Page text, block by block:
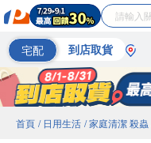
宅配 到店取貨
首頁 / 日用生活 / 家庭清潔 殺蟲